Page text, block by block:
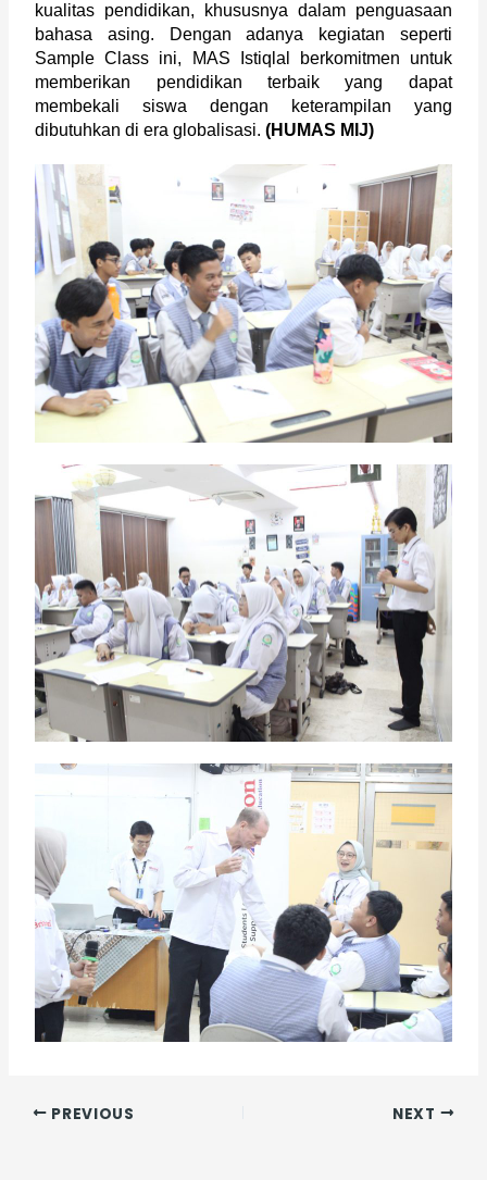
kualitas pendidikan, khususnya dalam penguasaan
bahasa asing. Dengan adanya kegiatan seperti
Sample Class ini, MAS Istiqlal berkomitmen untuk
memberikan pendidikan terbaik yang dapat
membekali siswa dengan keterampilan yang
dibutuhkan di era globalisasi. (HUMAS MIJ)
PREVIOUS NEXT